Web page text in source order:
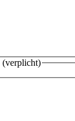
(verplicht)